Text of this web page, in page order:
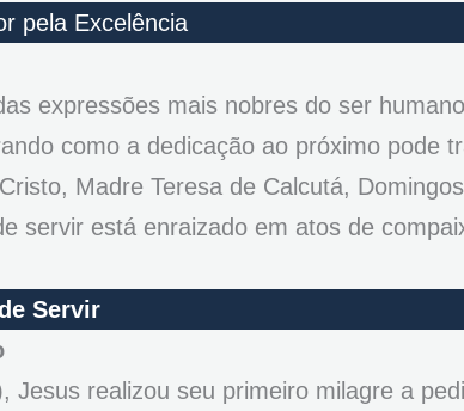
pela Excelência
expressões mais nobres do ser
como a dedicação ao próximo pode
Madre Teresa de Calcutá,
servir está enraizado em atos de
Servir
Jesus realizou seu primeiro milagre a